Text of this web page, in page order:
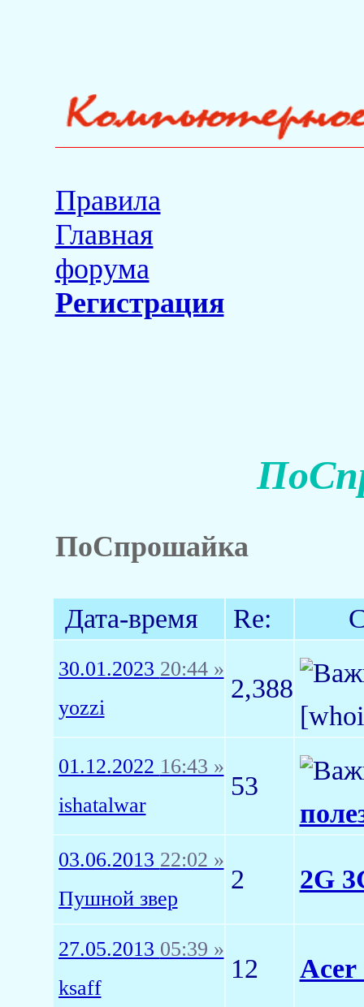
Правила
Главная
форума
Регистрация
ПоСпрошайка
Дата-время Re:
30.01.2023 20:44 »
yozzi
2,388
01.12.2022 16:43 »
ishatalwar
53
03.06.2013 22:02 »
Пушной звер
2 2G
27.05.2013 05:39 »
ksaff
12 Acer